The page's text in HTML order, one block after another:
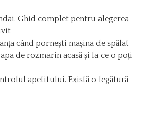
Ghid complet pentru alegerea
când pornești mașina de spălat
de rozmarin acasă și la ce o poți
apetitului. Există o legătură